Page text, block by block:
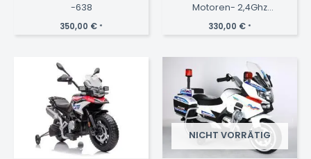
-638
350,00 € *
Motoren- 2,4Ghz
Fernsteuerung,
330,00 € *
NICHT VORRÄTIG